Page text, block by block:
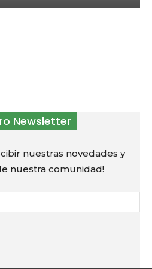
Newsletter
nuestras novedades y
nuestra comunidad!